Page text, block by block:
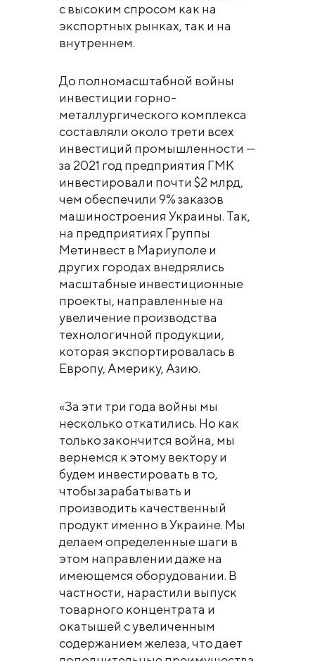
с высоким спросом как на
экспортных рынках, так и на
внутреннем.
До полномасштабной войны
инвестиции горно-
металлургического комплекса
составляли около трети всех
инвестиций промышленности —
за 2021 год предприятия ГМК
инвестировали почти $2 млрд,
чем обеспечили 9% заказов
машиностроения Украины. Так,
на предприятиях Группы
Метинвест в Мариуполе и
других городах внедрялись
масштабные инвестиционные
проекты, направленные на
увеличение производства
технологичной продукции,
которая экспортировалась в
Европу, Америку, Азию.
«За эти три года войны мы
несколько откатились. Но как
только закончится война, мы
вернемся к этому вектору и
будем инвестировать в то,
чтобы зарабатывать и
производить качественный
продукт именно в Украине. Мы
делаем определенные шаги в
этом направлении даже на
имеющемся оборудовании. В
частности, нарастили выпуск
товарного концентрата и
окатышей с увеличенным
содержанием железа, что дает